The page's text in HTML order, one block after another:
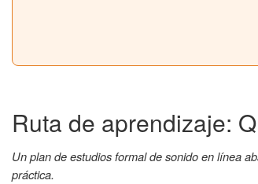
Ruta de aprendizaje:
Un plan de estudios formal de sonido en línea
práctica.